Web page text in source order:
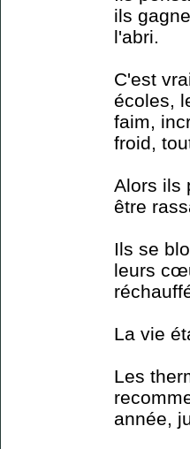
ils
l'abri.
C'est
écoles,
faim,
froid,
Alors ils
être
Ils se
leurs
La vie
Les
année,